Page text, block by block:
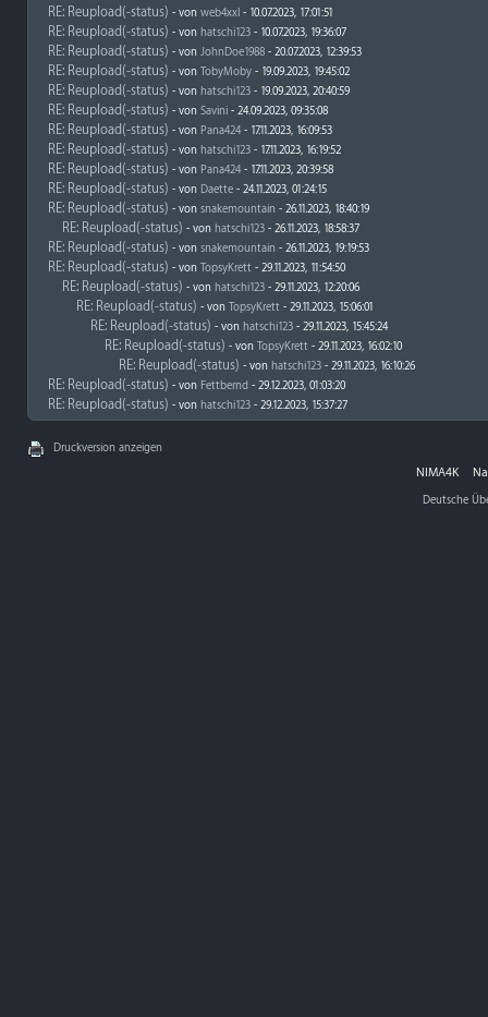
RE: Reupload(-status) - von web4xxl - 10.07.2023, 17:01:51
RE: Reupload(-status) - von hatschi123 - 10.07.2023, 19:36:07
RE: Reupload(-status) - von JohnDoe1988 - 20.07.2023, 12:39:53
RE: Reupload(-status) - von TobyMoby - 19.09.2023, 19:45:02
RE: Reupload(-status) - von hatschi123 - 19.09.2023, 20:40:59
RE: Reupload(-status) - von Savini - 24.09.2023, 09:35:08
RE: Reupload(-status) - von Pana424 - 17.11.2023, 16:09:53
RE: Reupload(-status) - von hatschi123 - 17.11.2023, 16:19:52
RE: Reupload(-status) - von Pana424 - 17.11.2023, 20:39:58
RE: Reupload(-status) - von Daette - 24.11.2023, 01:24:15
RE: Reupload(-status) - von snakemountain - 26.11.2023, 18:40:19
RE: Reupload(-status) - von hatschi123 - 26.11.2023, 18:58:37
RE: Reupload(-status) - von snakemountain - 26.11.2023, 19:19:53
RE: Reupload(-status) - von TopsyKrett - 29.11.2023, 11:54:50
RE: Reupload(-status) - von hatschi123 - 29.11.2023, 12:20:06
RE: Reupload(-status) - von TopsyKrett - 29.11.2023, 15:06:01
RE: Reupload(-status) - von hatschi123 - 29.11.2023, 15:45:24
RE: Reupload(-status) - von TopsyKrett - 29.11.2023, 16:02:10
RE: Reupload(-status) - von hatschi123 - 29.11.2023, 16:10:26
RE: Reupload(-status) - von Fettbernd - 29.12.2023, 01:03:20
RE: Reupload(-status) - von hatschi123 - 29.12.2023, 15:37:27
Druckversion anzeigen
NIMA4K
Deutsche